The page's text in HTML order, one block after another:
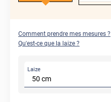
Comment prendre mes mesures ?
Qu'est-ce que la laize ?
Laize